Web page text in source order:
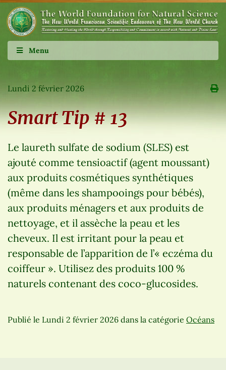
Menu
Lundi 2 février 2026
Smart Tip # 13
Le laureth sulfate de sodium (SLES) est
ajouté comme tensioactif (agent moussant)
aux produits cosmétiques synthétiques
(même dans les shampooings pour bébés),
aux produits ménagers et aux produits de
nettoyage, et il assèche la peau et les
cheveux. Il est irritant pour la peau et
responsable de l’apparition de l’« eczéma du
coiffeur ». Utilisez des produits 100 %
naturels contenant des coco-glucosides.
Publié le Lundi 2 février 2026 dans la catégorie Océans